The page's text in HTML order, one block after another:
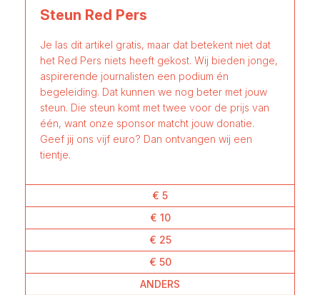
Steun Red Pers
Je las dit artikel gratis, maar dat betekent niet dat
het Red Pers niets heeft gekost. Wij bieden jonge,
aspirerende journalisten een podium én
begeleiding. Dat kunnen we nog beter met jouw
steun. Die steun komt met twee voor de prijs van
één, want onze sponsor matcht jouw donatie.
Geef jij ons vijf euro? Dan ontvangen wij een
tientje.
€ 5
€ 10
€ 25
€ 50
ANDERS